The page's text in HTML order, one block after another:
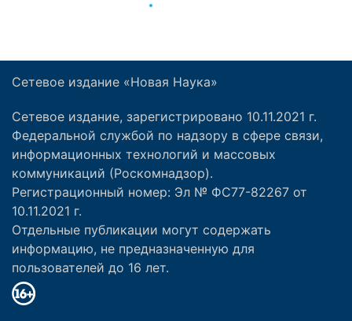
Сетевое издание «Новая Наука»
Сетевое издание, зарегистрировано 10.11.2021 г.
Федеральной службой по надзору в сфере связи,
информационных технологий и массовых
коммуникаций (Роскомнадзор).
Регистрационный номер: Эл № ФС77-82267 от
10.11.2021 г.
Отдельные публикации могут содержать
информацию, не предназначенную для
пользователей до 16 лет.